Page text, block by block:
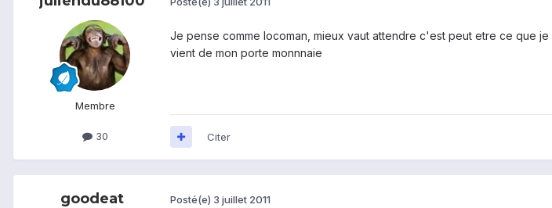
Membre
30
Je pense comme locoman, mieux vaut attendre c'est peut etre ce que
vient de mon porte monnnaie
Citer
goodeat Posté(e) 3 juillet 2011